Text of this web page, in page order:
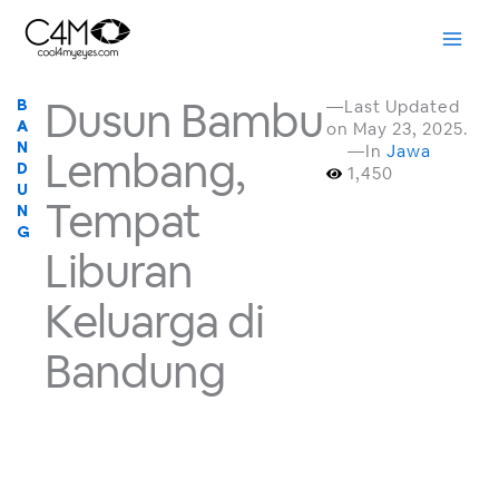
content
B
A
N
D
U
N
G
Dusun Bambu
Lembang,
Tempat
Liburan
Keluarga di
Bandung
—Last Updated
on May 23, 2025.
—InJawa
1,450